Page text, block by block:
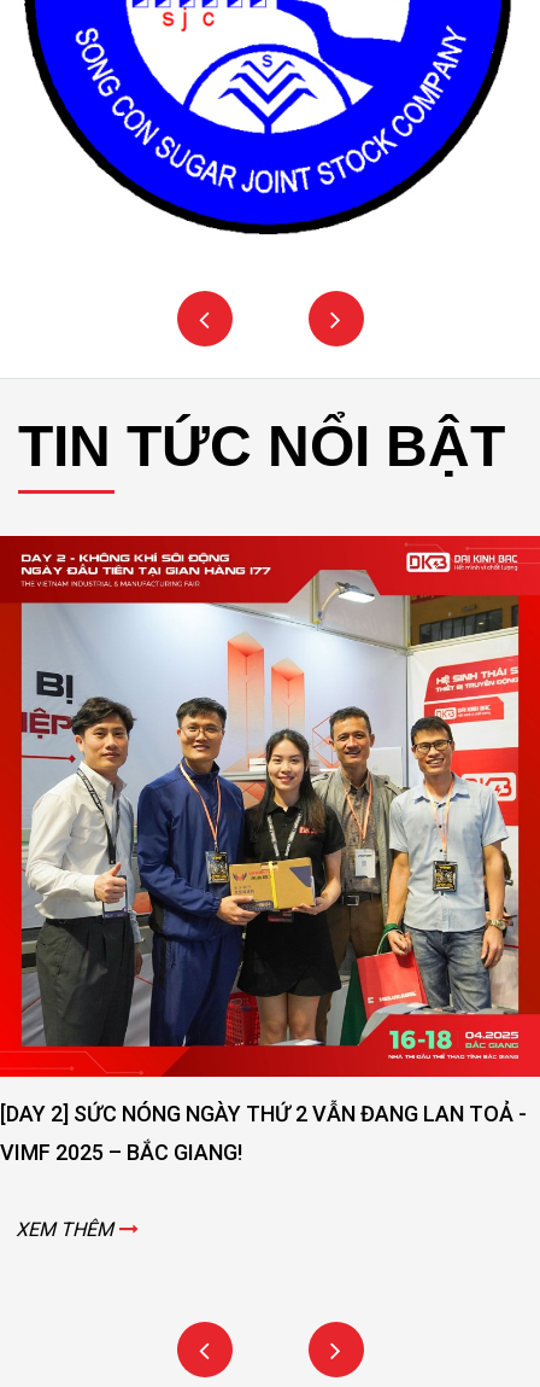
TIN TỨC NỔI BẬT
[DAY 2] SỨC NÓNG NGÀY THỨ 2 VẪN ĐANG LAN TOẢ -
VIMF 2025 – BẮC GIANG!
XEM THÊM